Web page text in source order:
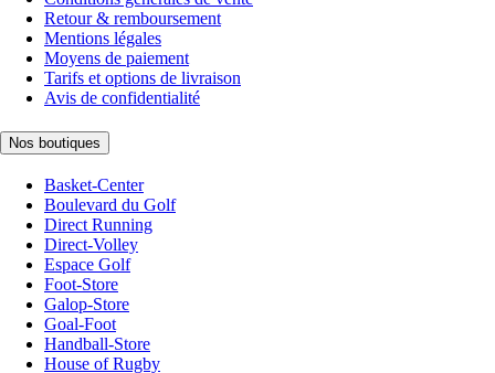
Retour & remboursement
Mentions légales
Moyens de paiement
Tarifs et options de livraison
Avis de confidentialité
Nos boutiques
Basket-Center
Boulevard du Golf
Direct Running
Direct-Volley
Espace Golf
Foot-Store
Galop-Store
Goal-Foot
Handball-Store
House of Rugby